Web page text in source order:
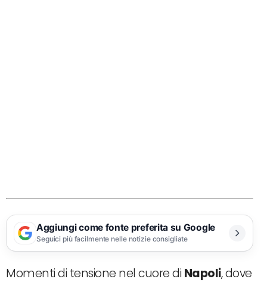
Aggiungi come fonte preferita su Google
Seguici più facilmente nelle notizie consigliate
Momenti di tensione nel cuore di Napoli, dove